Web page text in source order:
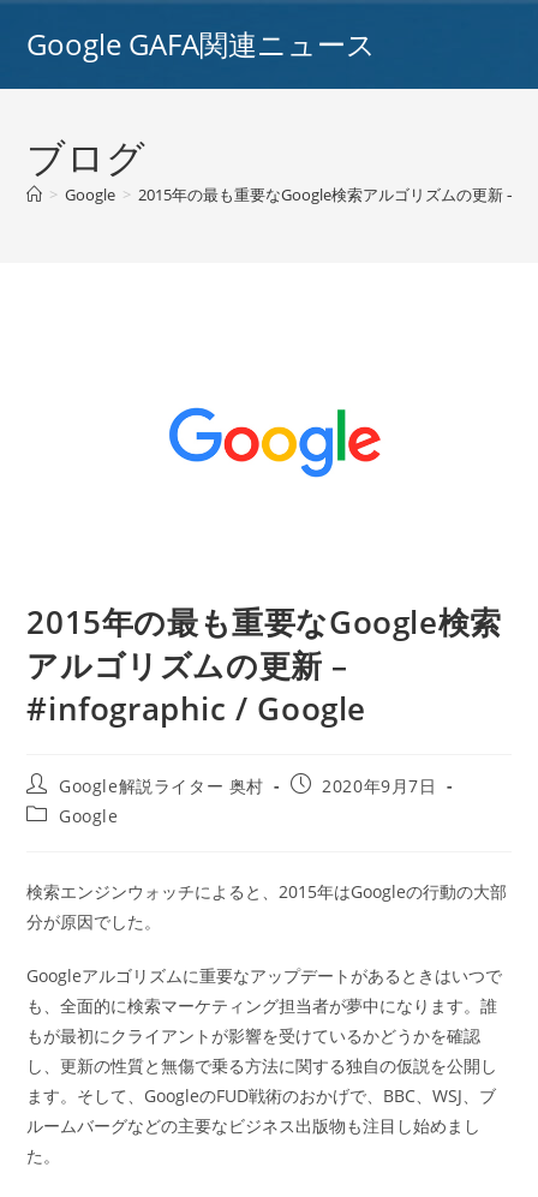
Google GAFA関連ニュース
ブログ
> Google > 2015年の最も重要なGoogle検索アルゴリズムの更新 –
2015年の最も重要なGoogle検索
アルゴリズムの更新 –
#infographic / Google
投
稿
者:
Google解説ライター 奥村
投
2020年9月7日
投
テ
ゴ
リ
Google
検索エンジンウォッチによると、2015年はGoogleの行動の大部
分が原因でした。
Googleアルゴリズムに重要なアップデートがあるときはいつで
も、全面的に検索マーケティング担当者が夢中になります。誰
もが最初にクライアントが影響を受けているかどうかを確認
し、更新の性質と無傷で乗る方法に関する独自の仮説を公開し
ます。そして、GoogleのFUD戦術のおかげで、BBC、WSJ、ブ
ルームバーグなどの主要なビジネス出版物も注目し始めまし
た。